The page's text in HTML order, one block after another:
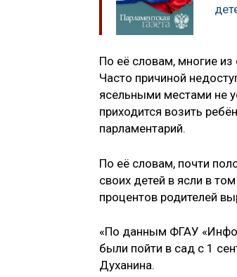
По её словам, многие
Часто причиной
ясельными местами не
приходится возить
парламентарий.
По её словам, почти
своих детей в ясли в
процентов родителей
«По данным ФГАУ
были пойти в сад с 1
Духанина.